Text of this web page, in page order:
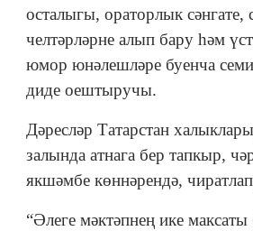
осталыгы, ораторлык сәнгате,
челтәрләрне алып бару һәм
юмор юнәлешләре буенча
диде оештыручы.
Дәресләр Татарстан
залында атнага бер тапкыр,
якшәмбе көннәрендә,
“Әлеге мәктәпнең ике